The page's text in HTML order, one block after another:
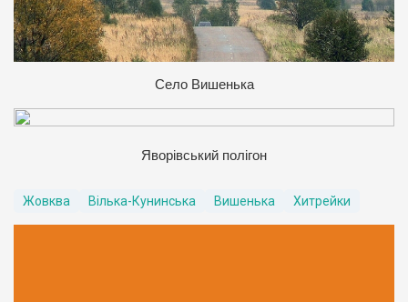
Село Вишенька
Яворівський полігон
Жовква Вілька-Кунинська Вишенька Хитрейки